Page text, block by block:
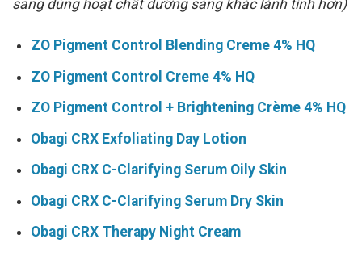
sang dùng hoạt chất dưỡng sáng khác lành tính hơn)
ZO Pigment Control Blending Creme 4% HQ
ZO Pigment Control Creme 4% HQ
ZO Pigment Control + Brightening Crème 4% HQ
Obagi CRX Exfoliating Day Lotion
Obagi CRX C-Clarifying Serum Oily Skin
Obagi CRX C-Clarifying Serum Dry Skin
Obagi CRX Therapy Night Cream